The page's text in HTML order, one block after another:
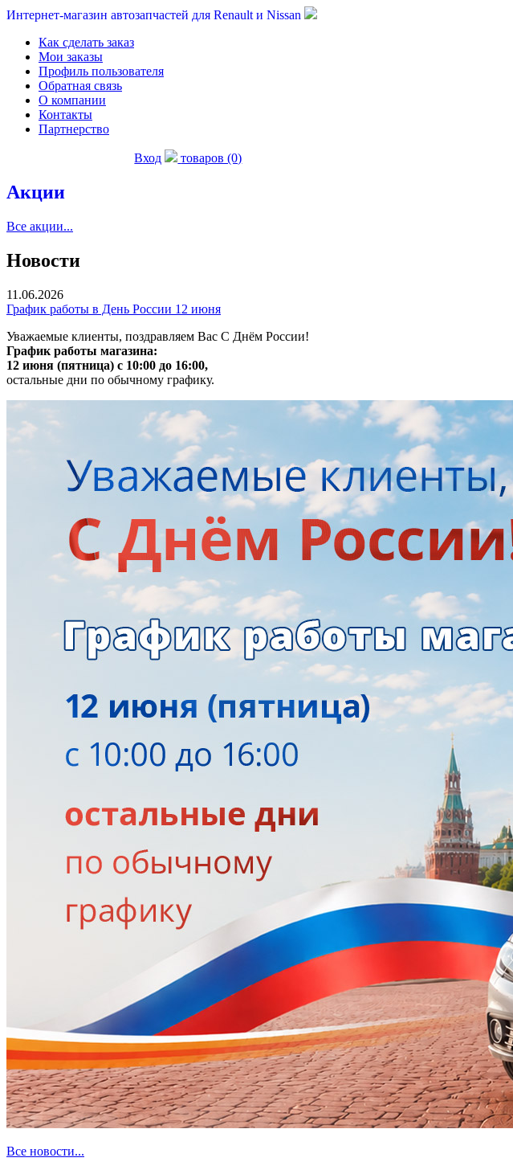
Интернет-магазин автозапчастей для Renault и Nissan
Как сделать заказ
Мои заказы
Профиль пользователя
Обратная связь
О компании
Контакты
Партнерство
Вход товаров (0)
Акции
Все акции...
Новости
11.06.2026
График работы в День России 12 июня
Уважаемые клиенты, поздравляем Вас С Днём России!
График работы магазина:
12 июня (пятница) с 10:00 до 16:00,
остальные дни по обычному графику.
Все новости...